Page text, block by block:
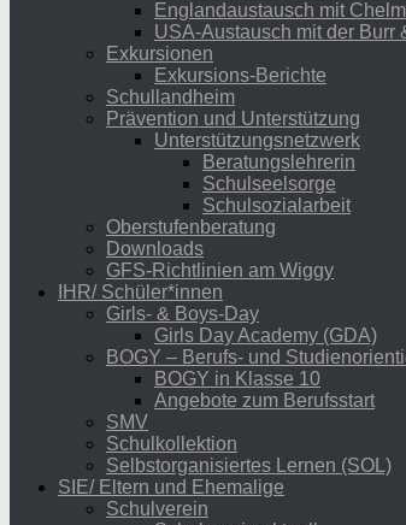
Englandaustausch mit
USA-Austausch mit der Burr
Exkursionen
Exkursions-Berichte
Schullandheim
Prävention und Unterstützung
Unterstützungsnetzwerk
Beratungslehrerin
Schulseelsorge
Schulsozialarbeit
Oberstufenberatung
Downloads
GFS-Richtlinien am Wiggy
IHR/ Schüler*innen
Girls- & Boys-Day
Girls Day Academy (GDA)
BOGY – Berufs- und
BOGY in Klasse 10
Angebote zum Berufsstart
SMV
Schulkollektion
Selbstorganisiertes Lernen (SOL)
SIE/ Eltern und Ehemalige
Schulverein